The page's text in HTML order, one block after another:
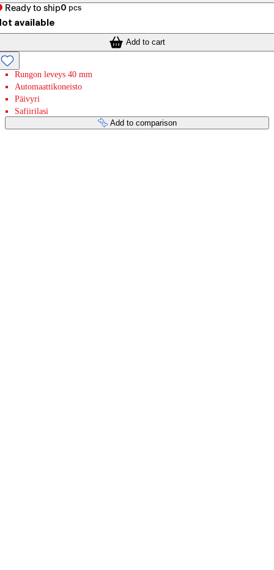
Ready to ship0 pcs
available
Add to cart
Rungon leveys 40 mm
Automaattikoneisto
Päivyri
Safiirilasi
Add to comparison